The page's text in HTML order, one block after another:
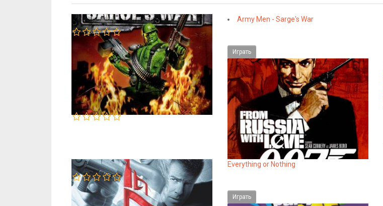
Army Men - Sarge's War
Играть
Everything or Nothing
Играть